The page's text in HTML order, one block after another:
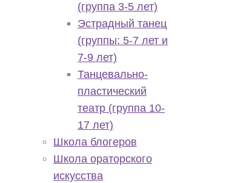
(группа 3-5 лет)
Эстрадный танец
(группы: 5-7 лет и
7-9 лет)
Танцевально-
пластический
театр (группа 10-
17 лет)
Школа блогеров
Школа ораторского
искусства